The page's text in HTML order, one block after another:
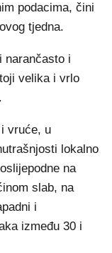
podacima, čini
tjedna.
narančasto i
velika i vrlo
vruće, u
lokalno
na
slab, na
i
između 30 i